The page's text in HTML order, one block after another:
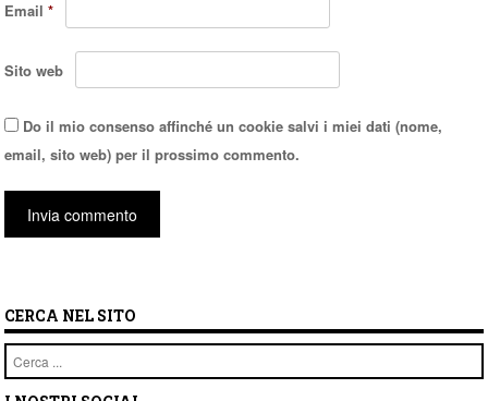
Email*
Sito web
Do il mio consenso affinché un cookie salvi i miei dati (nome,
email, sito web) per il prossimo commento.
CERCA NEL SITO
Cerca